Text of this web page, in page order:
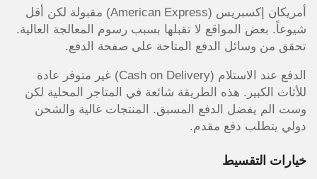
أمريكان إكسبريس (American Express) مقبولة لكن أقل
شيوعاً. بعض المواقع لا تقبلها بسبب رسوم المعالجة العالية.
تحقق من وسائل الدفع المتاحة على صفحة الدفع.
الدفع عند الاستلام (Cash on Delivery) غير متوفر عادة
للأثاث الكبير. هذه الطريقة شائعة في المتاجر المحلية لكن
وست الم يفضل الدفع المسبق. المنتجات غالية والشحن
دولي يتطلب دفع مقدم.
خيارات التقسيط